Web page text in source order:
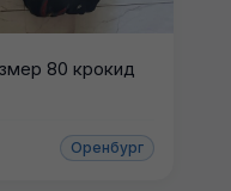
80 крокид
Оренбург